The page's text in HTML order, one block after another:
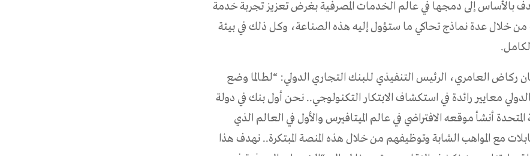
بالأساس إلى دمجها في عالم الخدمات المصرفية بغرض تعزيز تجربة خدمة
من خلال عدة نماذج تحاكي ما ستؤول إليه هذه الصناعة، وكل ذلك في بيئة
ركاض العامري، الرئيس التنفيذي للبنك التجاري الدولي: “لطالما وضع
معايير رائدة في استكشاف الابتكار التكنولوجي.. نحن أول بنك في دولة
المتحدة أنشأ موقعه الافتراضي في عالم الميتافيرس والأول في العالم الذي
مع المواهب الشابة وتوظيفهم من خلال هذه المنصة المبتكرة.. نهدف هذا